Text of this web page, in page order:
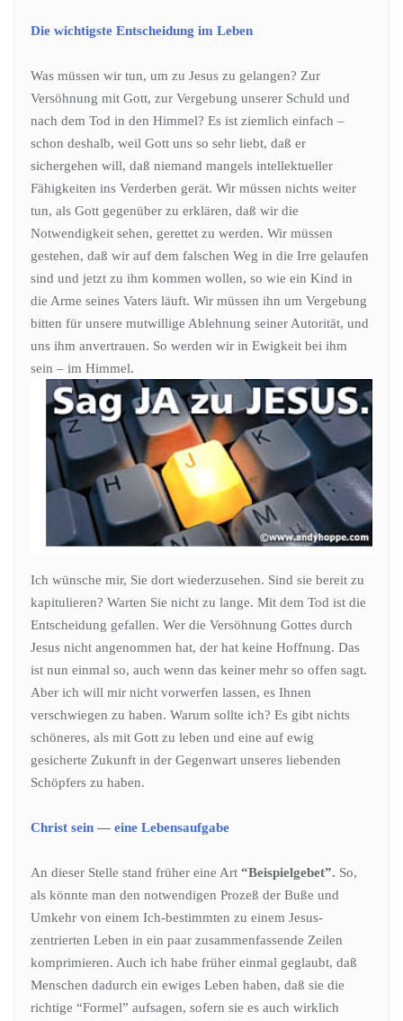
Die wichtigste Entscheidung im Leben
Was müssen wir tun, um zu Jesus zu gelangen? Zur
Versöhnung mit Gott, zur Vergebung unserer Schuld und
nach dem Tod in den Himmel? Es ist ziemlich einfach –
schon deshalb, weil Gott uns so sehr liebt, daß er
sichergehen will, daß niemand mangels intellektueller
Fähigkeiten ins Verderben gerät. Wir müssen nichts weiter
tun, als Gott gegenüber zu erklären, daß wir die
Notwendigkeit sehen, gerettet zu werden. Wir müssen
gestehen, daß wir auf dem falschen Weg in die Irre gelaufen
sind und jetzt zu ihm kommen wollen, so wie ein Kind in
die Arme seines Vaters läuft. Wir müssen ihn um Vergebung
bitten für unsere mutwillige Ablehnung seiner Autorität, und
uns ihm anvertrauen. So werden wir in Ewigkeit bei ihm
sein – im Himmel.
Ich wünsche mir, Sie dort wiederzusehen. Sind sie bereit zu
kapitulieren? Warten Sie nicht zu lange. Mit dem Tod ist die
Entscheidung gefallen. Wer die Versöhnung Gottes durch
Jesus nicht angenommen hat, der hat keine Hoffnung. Das
ist nun einmal so, auch wenn das keiner mehr so offen sagt.
Aber ich will mir nicht vorwerfen lassen, es Ihnen
verschwiegen zu haben. Warum sollte ich? Es gibt nichts
schöneres, als mit Gott zu leben und eine auf ewig
gesicherte Zukunft in der Gegenwart unseres liebenden
Schöpfers zu haben.
Christ sein — eine Lebensaufgabe
An dieser Stelle stand früher eine Art “Beispielgebet”. So,
als könnte man den notwendigen Prozeß der Buße und
Umkehr von einem Ich-bestimmten zu einem Jesus-
zentrierten Leben in ein paar zusammenfassende Zeilen
komprimieren. Auch ich habe früher einmal geglaubt, daß
Menschen dadurch ein ewiges Leben haben, daß sie die
richtige “Formel” aufsagen, sofern sie es auch wirklich